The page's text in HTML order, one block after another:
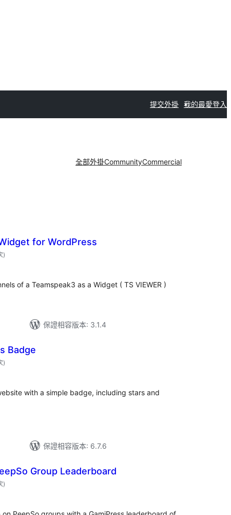
提交外掛 我的最愛登入
全部外掛CommunityCommercial
for WordPress
評
分)
of a Teamspeak3 as a Widget ( TS VIEWER )
保證相容版本: 3.1.4
Badge
評
分)
with a simple badge, including stars and
保證相容版本: 6.7.6
Group Leaderboard
評
分)